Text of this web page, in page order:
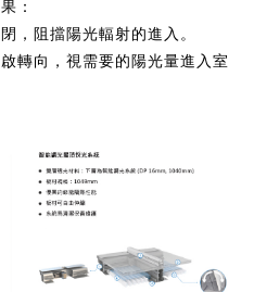
：
，阻擋陽光輻射的進入。
轉向，視需要的陽光量進入室